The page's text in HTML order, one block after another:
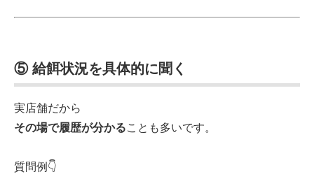
⑤ 給餌状況を具体的に聞く
実店舗だから
その場で履歴が分かることも多いです。
質問例👇